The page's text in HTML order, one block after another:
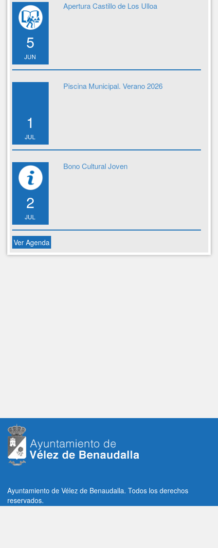
5
JUN
Apertura Castillo de Los Ulloa
1
JUL
Piscina Municipal. Verano 2026
2
JUL
Bono Cultural Joven
Ver Agenda
Ayuntamiento de Vélez de Benaudalla. Todos los derechos
reservados.